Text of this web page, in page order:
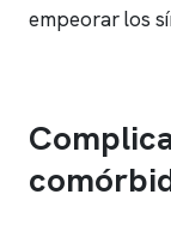
empeorar los